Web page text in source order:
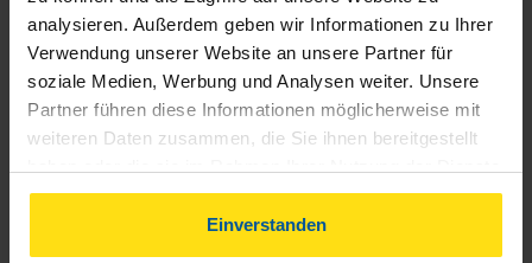
analysieren. Außerdem geben wir Informationen zu Ihrer
Verwendung unserer Website an unsere Partner für
soziale Medien, Werbung und Analysen weiter. Unsere
Partner führen diese Informationen möglicherweise mit
weiteren Daten zusammen, die Sie ihnen bereitgestellt
gesammelt haben. Indem Sie auf Einverstanden klicken,
können Sie der Verwendung von Cookies, gemäß
unserer
Einverstanden
Informationen für Mitglieder
Schnelleinstiege
Steuererklärung machen lassen
Online-Steuererklärung